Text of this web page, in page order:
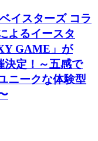
イスターズ コラ
よるイースタ
GAME」が
決定！～五感で
ニークな体験型